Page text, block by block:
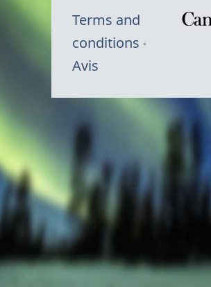
Terms and
conditions
Avis